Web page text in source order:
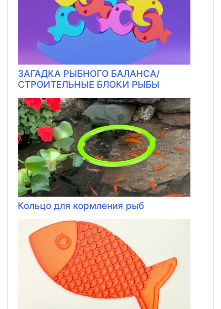
ЗАГАДКА РЫБНОГО БАЛАНСА/
СТРОИТЕЛЬНЫЕ БЛОКИ РЫБЫ
Кольцо для кормления рыб